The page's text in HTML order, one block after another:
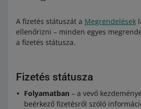
A fizetés státuszát a Megrendelések
ellenőrizni – minden egyes
a fizetés státusza.
Fizetés státusza
Folyamatban – a vevő
beérkező fizetésről szóló